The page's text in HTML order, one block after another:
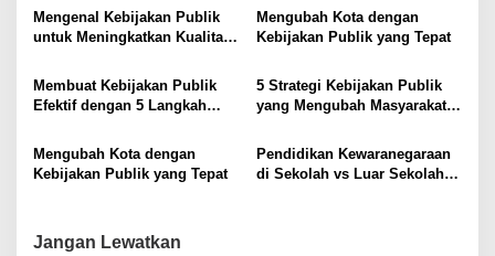
p
o
s
Mengenal Kebijakan Publik
untuk Meningkatkan Kualitas
Mengubah Kota dengan
Kebijakan Publik yang Tepat
Membuat Kebijakan Publik
Efektif dengan 5 Langkah
5 Strategi Kebijakan Publik
yang Mengubah Masyarakat
Mengubah Kota dengan
Kebijakan Publik yang Tepat
Pendidikan Kewaranegaraan
di Sekolah vs Luar Sekolah
Jangan Lewatkan